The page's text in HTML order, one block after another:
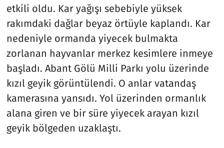
etkili oldu. Kar yağışı sebebiyle yüksek
rakımdaki dağlar beyaz örtüyle kaplandı. Kar
nedeniyle ormanda yiyecek bulmakta
zorlanan hayvanlar merkez kesimlere inmeye
başladı. Abant Gölü Milli Parkı yolu üzerinde
kızıl geyik görüntülendi. O anlar vatandaş
kamerasına yansıdı. Yol üzerinden ormanlık
alana giren ve bir süre yiyecek arayan kızıl
geyik bölgeden uzaklaştı.
Televizyon